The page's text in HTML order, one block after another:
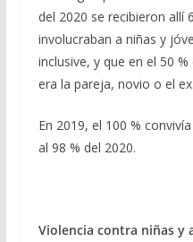
del 2020 se recibieron allí
involucraban a niñas y
inclusive, y que en el 50
era la pareja, novio o el ex.
En 2019, el 100 %
al 98 % del 2020.
Violencia contra niñas y